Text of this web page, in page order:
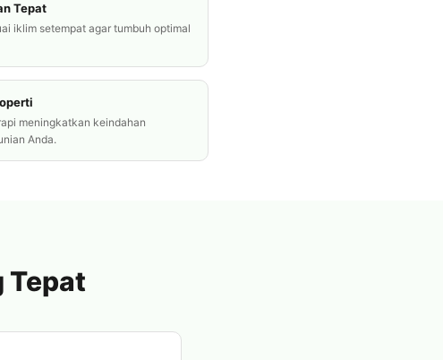
Tepat
iklim setempat agar tumbuh optimal
meningkatkan keindahan
Anda.
Tepat